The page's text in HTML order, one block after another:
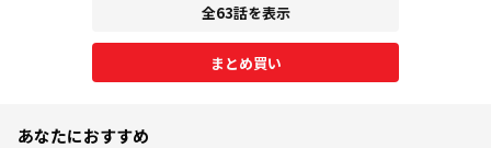
全63話を表示
まとめ買い
あなたにおすすめ